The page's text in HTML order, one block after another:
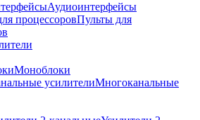
Аудиоинтерфейсы
Пульты для
Моноблоки
Многоканальные